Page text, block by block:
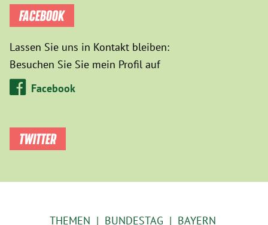
FACEBOOK
Lassen Sie uns in Kontakt bleiben:
Besuchen Sie Sie mein Profil auf
Facebook
TWITTER
THEMEN BUNDESTAG BAYERN